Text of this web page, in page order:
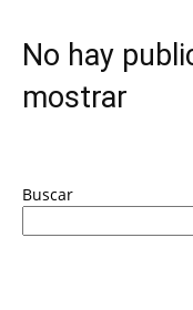
No hay
mostrar
Buscar